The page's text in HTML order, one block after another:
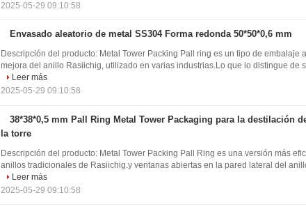
2025-05-29 09:10:58
Envasado aleatorio de metal SS304 Forma redonda 50*50*0,6 mm
Descripción del producto: Metal Tower Packing Pall ring es un tipo de embalaje
mejora del anillo Rasiichig, utilizado en varias industrias.Lo que lo distingue de
Leer más
2025-05-29 09:10:58
38*38*0,5 mm Pall Ring Metal Tower Packaging para la destilación
la torre
Descripción del producto: Metal Tower Packing Pall Ring es una versión más
anillos tradicionales de Rasiichig.y ventanas abiertas en la pared lateral del
Leer más
2025-05-29 09:10:58